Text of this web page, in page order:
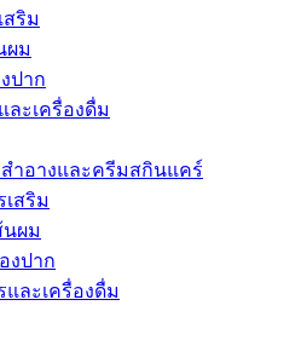
ริม
ผม
ปาก
ะเครื่องดื่ม
ำอางและครีมสกินแคร์
สริม
ผม
งปาก
ละเครื่องดื่ม